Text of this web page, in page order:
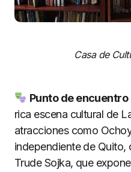
Casa de
Punto de
rica escena cultural de
atracciones como
independiente de Quito,
Trude Sojka, que